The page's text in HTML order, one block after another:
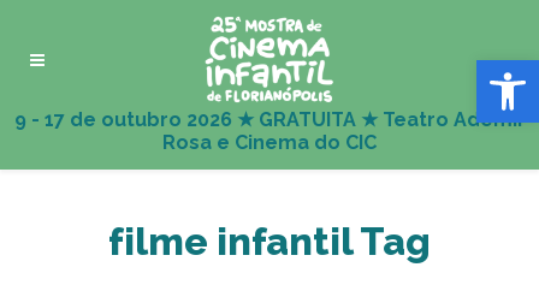
Abrir
filme infantil Tag